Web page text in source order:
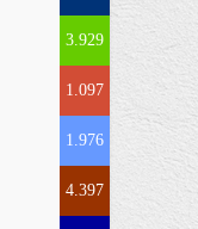
3.929
1.097
1.976
4.397